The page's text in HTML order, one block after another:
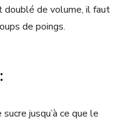
doublé de volume, il faut
de poings.
jusqu’à ce que le